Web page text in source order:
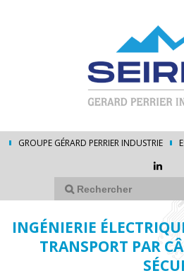
GROUPE GÉRARD PERRIER INDUSTRIE
INGÉNIERIE
TRANSPORT PAR